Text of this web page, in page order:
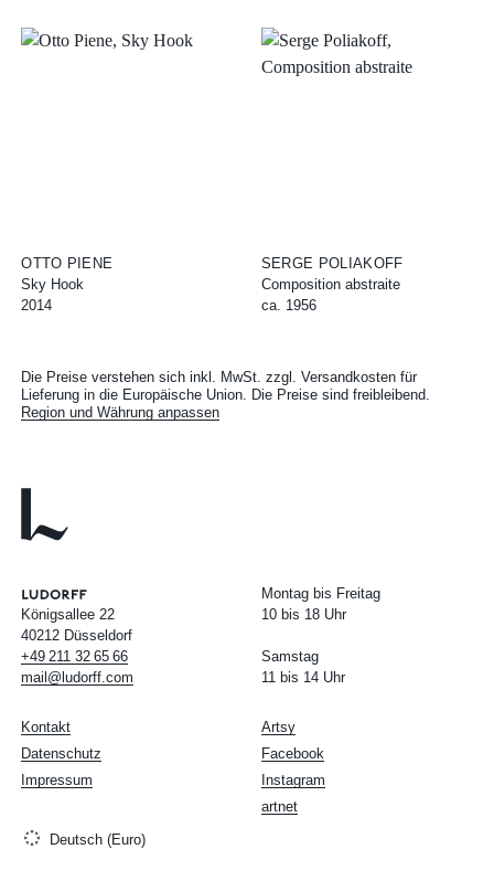
OTTO PIENE
Sky Hook
2014
SERGE POLIAKOFF
Composition abstraite
ca. 1956
Die Preise verstehen sich inkl. MwSt. zzgl. Versandkosten für
Lieferung in die Europäische Union. Die Preise sind freibleibend.
Region und Währung anpassen
Königsallee 22
40212 Düsseldorf
+49 211 32 65 66
mail@ludorff.com
Montag bis Freitag
10 bis 18 Uhr
Samstag
11 bis 14 Uhr
Artsy
Facebook
Instagram
artnet
Kontakt
Datenschutz
Impressum
Deutsch (Euro)